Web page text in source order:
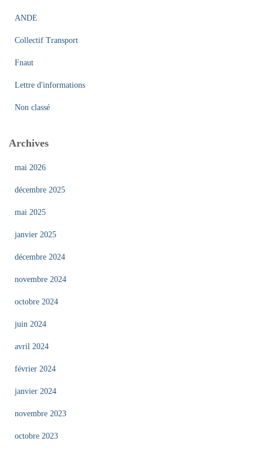
ANDE
Collectif Transport
Fnaut
Lettre d'informations
Non classé
Archives
mai 2026
décembre 2025
mai 2025
janvier 2025
décembre 2024
novembre 2024
octobre 2024
juin 2024
avril 2024
février 2024
janvier 2024
novembre 2023
octobre 2023